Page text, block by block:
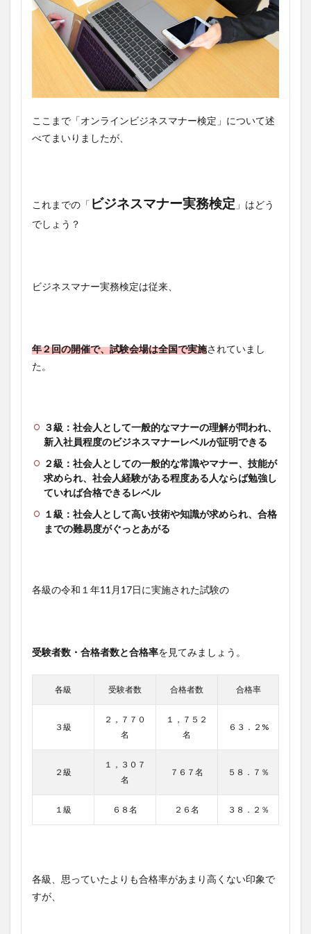
ここまで「オンラインビジネスマナー検定」について述
べてまいりましたが、
これまでの「 ビジネスマナー実務検定 」はどう
でしょう？
ビジネスマナー実務検定は従来、
年２回の開催で、試験会場は全国で実施されていまし
た。
３級：社会人として一般的なマナーの理解が問われ、
新入社員程度のビジネスマナーレベルが証明できる
２級：社会人としての一般的な常識やマナー、技能が
求められ、社会人経験がある程度ある人ならば勉強し
ていれば合格できるレベル
１級：社会人として高い技術や知識が求められ、合格
までの難易度がぐっとあがる
各級の令和１年11月17日に実施された試験の
受験者数・合格者数と合格率を見てみましょう。
各級 受験者数 合格者数 合格率
３級
２，７７０
名
１，７５２
名
６３．２%
２級
１，３０７
名
７６７名 ５８．７％
１級 ６８名 ２６名 ３８．２％
各級、思っていたよりも合格率があまり高くない印象で
すが、